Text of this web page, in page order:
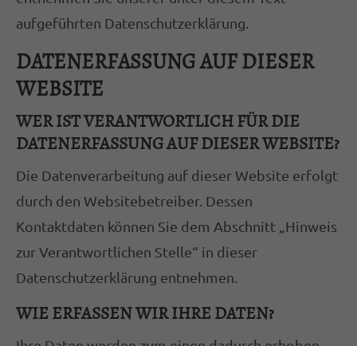
Termine außerhalb der Bürozeiten nach
Vereinbarung
Hurtig Steuerberatungsgesellschaft mbH
Bahnhofstraße 29
59302 Oelde
02522 8324-0
info@stb-hurtig.de
ABOUT US
Lorem ipsum dolor sit amet, consectetuer
aufgeführten Datenschutzerklärung.
DATENERFASSUNG AUF DIESER
WEBSITE
WER IST VERANTWORTLICH FÜR DIE
DATENERFASSUNG AUF DIESER WEBSITE?
Die Datenverarbeitung auf dieser Website erfolgt
durch den Websitebetreiber. Dessen
Kontaktdaten können Sie dem Abschnitt „Hinweis
zur Verantwortlichen Stelle“ in dieser
Datenschutzerklärung entnehmen.
WIE ERFASSEN WIR IHRE DATEN?